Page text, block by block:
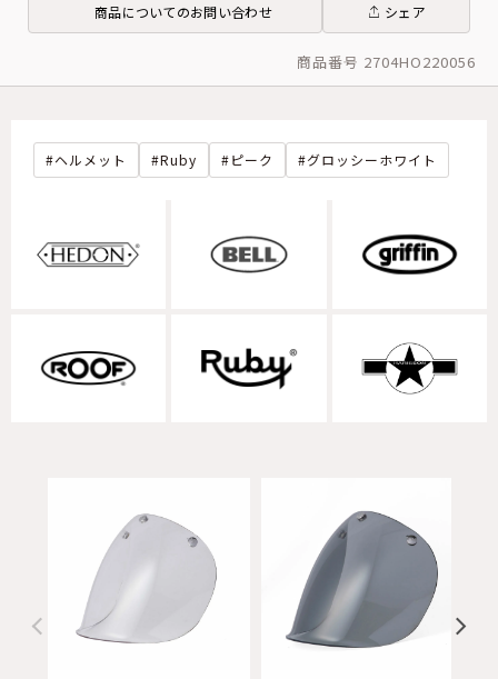
商品についてのお問い合わせ シェア
商品番号 2704HO220056
ヘルメット Ruby ピーク グロッシーホワイト